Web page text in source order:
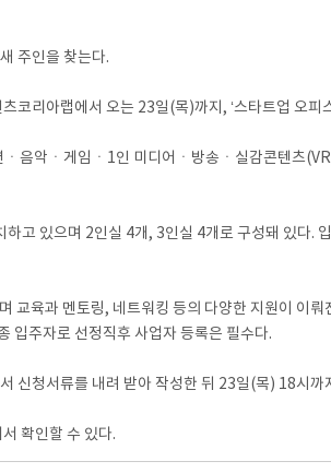
주인을 찾는다.
리아랩에서 오는 23일(목)까지, ‘스타트업 오피
음악ㆍ게임ㆍ1인 미디어ㆍ방송ㆍ실감콘텐츠
고 있으며 2인실 4개, 3인실 4개로 구성돼 있다.
교육과 멘토링, 네트워킹 등의 다양한 지원이 이
입주자로 선정직후 사업자 등록은 필수다.
신청서류를 내려 받아 작성한 뒤 23일(목) 18
확인할 수 있다.